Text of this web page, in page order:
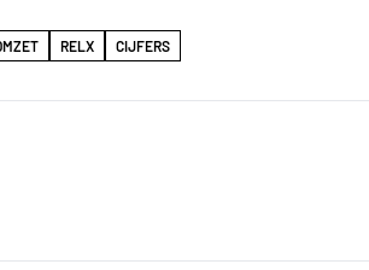
RELX CIJFERS